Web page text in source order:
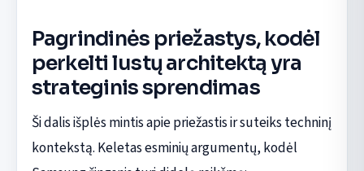
Pagrindinės priežastys, kodėl
perkelti lustų architektą yra
strateginis sprendimas
Ši dalis išplės mintis apie priežastis ir suteiks techninį
kontekstą. Keletas esminių argumentų, kodėl